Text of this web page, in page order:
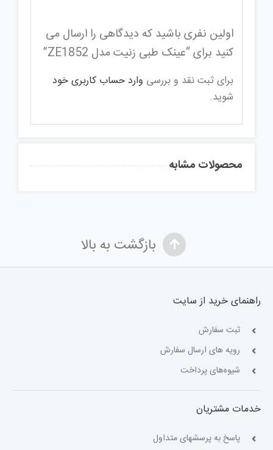
اولین نفری باشید که دیدگاهی را ارسال می
کنید برای “عینک طبی زنیت مدل ZE1852”
برای ثبت نقد و بررسی وارد حساب کاربری خود
شوید.
محصولات مشابه
بازگشت به بالا
راهنمای خرید از سایت
ثبت سفارش
رویه های ارسال سفارش
شیوه‌های پرداخت
خدمات مشتریان
پاسخ به پرسشهای متداول